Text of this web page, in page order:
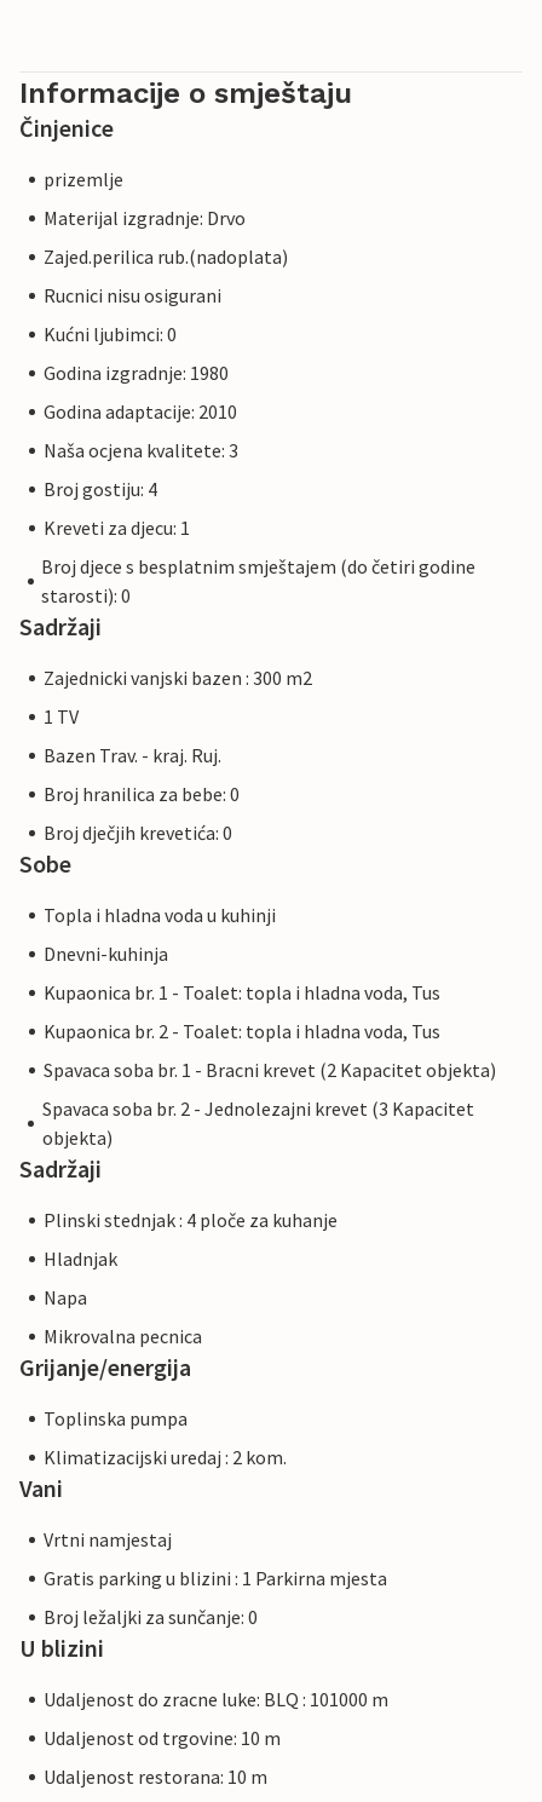
Informacije o smještaju
Činjenice
prizemlje
Materijal izgradnje: Drvo
Zajed.perilica rub.(nadoplata)
Rucnici nisu osigurani
Kućni ljubimci: 0
Godina izgradnje: 1980
Godina adaptacije: 2010
Naša ocjena kvalitete: 3
Broj gostiju: 4
Kreveti za djecu: 1
Broj djece s besplatnim smještajem (do četiri godine
starosti): 0
Sadržaji
Zajednicki vanjski bazen : 300 m2
1 TV
Bazen Trav. - kraj. Ruj.
Broj hranilica za bebe: 0
Broj dječjih krevetića: 0
Sobe
Topla i hladna voda u kuhinji
Dnevni-kuhinja
Kupaonica br. 1 - Toalet: topla i hladna voda, Tus
Kupaonica br. 2 - Toalet: topla i hladna voda, Tus
Spavaca soba br. 1 - Bracni krevet (2 Kapacitet objekta)
Spavaca soba br. 2 - Jednolezajni krevet (3 Kapacitet
objekta)
Sadržaji
Plinski stednjak : 4 ploče za kuhanje
Hladnjak
Napa
Mikrovalna pecnica
Grijanje/energija
Toplinska pumpa
Klimatizacijski uredaj : 2 kom.
Vani
Vrtni namjestaj
Gratis parking u blizini : 1 Parkirna mjesta
Broj ležaljki za sunčanje: 0
U blizini
Udaljenost do zracne luke: BLQ : 101000 m
Udaljenost od trgovine: 10 m
Udaljenost restorana: 10 m